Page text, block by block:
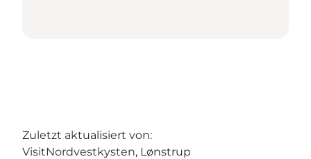
Zuletzt aktualisiert von:
VisitNordvestkysten, Lønstrup